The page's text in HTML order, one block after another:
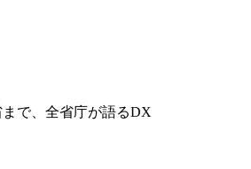
で、全省庁が語るDX